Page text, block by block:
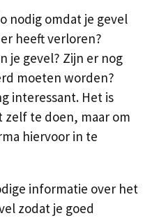
nodig omdat je gevel
heeft verloren?
je gevel? Zijn er nog
moeten worden?
interessant. Het is
zelf te doen, maar om
hiervoor in te
informatie over het
zodat je goed